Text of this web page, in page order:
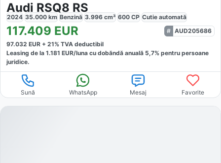
Audi RSQ8 RS
2024 35.000 km Benzină 3.996 cm³ 600 CP Cutie automată
117.409 EUR
AUD205686
97.032 EUR + 21% TVA deductibil
Leasing de la 1.181 EUR/luna cu dobăndă anuală 5,7% pentru persoane
juridice.
Sună WhatsApp Mesaj Favorite